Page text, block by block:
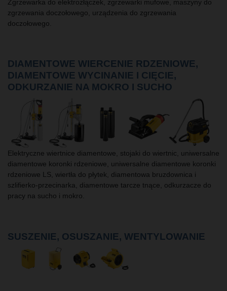
Zgrzewarka do elektrozłączek, zgrzewarki mufowe, maszyny do
zgrzewania doczołowego, urządzenia do zgrzewania
doczołowego.
DIAMENTOWE WIERCENIE RDZENIOWE,
DIAMENTOWE WYCINANIE I CIĘCIE,
ODKURZANIE NA MOKRO I SUCHO
Elektryczne wiertnice diamentowe, stojaki do wiertnic, uniwersalne
diamentowe koronki rdzeniowe, uniwersalne diamentowe koronki
rdzeniowe LS, wiertła do płytek, diamentowa bruzdownica i
szlifierko-przecinarka, diamentowe tarcze tnące, odkurzacze do
pracy na sucho i mokro.
SUSZENIE, OSUSZANIE, WENTYLOWANIE